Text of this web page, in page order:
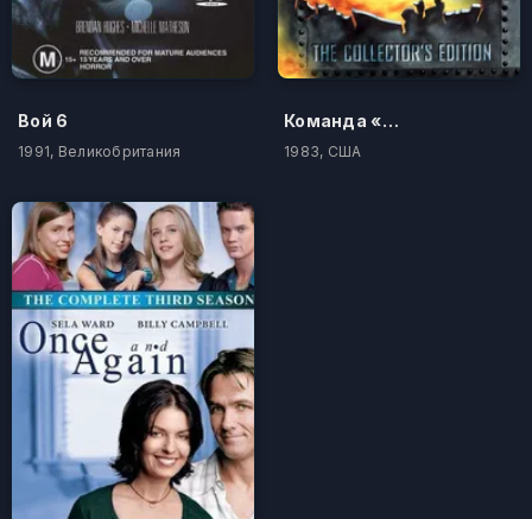
Вой 6
1991, Великобритания
Команда «А»
1983, США